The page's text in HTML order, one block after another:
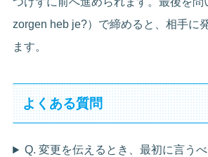
zorgen heb je?）で締めると、相手に
ます。
よくある質問
Q. 変更を伝えるとき、最初に言う